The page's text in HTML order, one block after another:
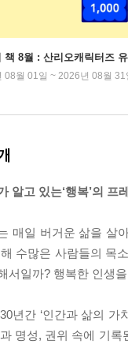
책 8월 : 산리오캐릭터즈 유
08월 01일 ~ 2026년 08월 31
알고 있는‘행복’의 프
매일 버거운 삶을 살
수많은 사람들의 목
서일까? 행복한 인생
년간 ‘인간과 삶의
명성, 권위 속에 기